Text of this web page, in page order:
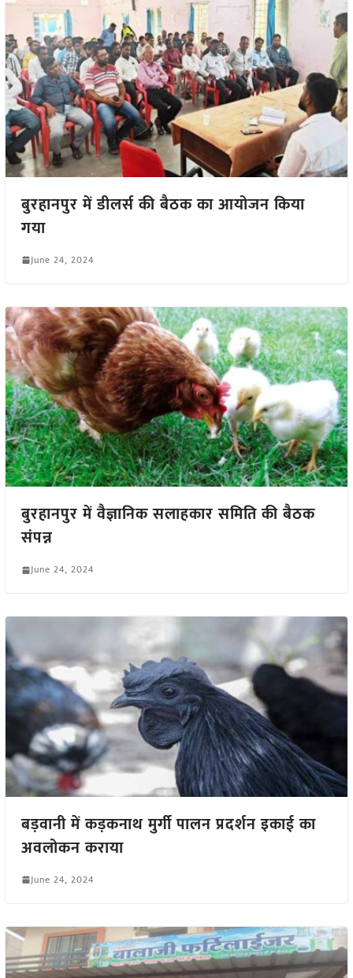
बुरहानपुर में डीलर्स की बैठक का आयोजन किया
गया
June 24, 2024
बुरहानपुर में वैज्ञानिक सलाहकार समिति की बैठक
संपन्न
June 24, 2024
बड़वानी में कड़कनाथ मुर्गी पालन प्रदर्शन इकाई का
अवलोकन कराया
June 24, 2024